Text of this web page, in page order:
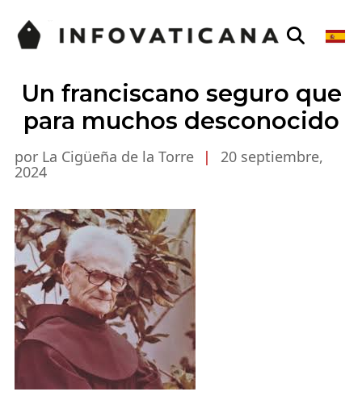
Un franciscano seguro que
para muchos desconocido
por La Cigüeña de la Torre | 20 septiembre,
2024